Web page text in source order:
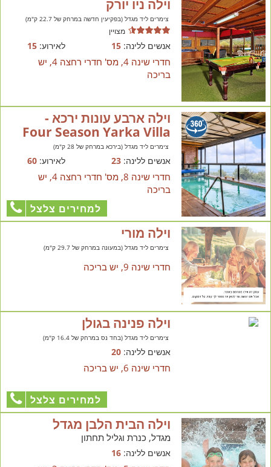
וילה ניו יורק
צימרים ליד מגדל (בפקיעין חדשה במרחק של 22.7 ק"מ)
מצויין
אנשים ללינה:15 לאירוע:15
חדרי שינה 4, מס' חדרי רחצה 4, יש
בריכה
וילה ארבע עונות ירכא -
Four Season Yarka Villa
צימרים ליד מגדל (בירכא במרחק של 28 ק"מ)
אנשים ללינה:23 לאירוע:60
חדרי שינה 8, מס' חדרי רחצה 4, יש
בריכה
למחירים צלצל
וילה מורי
צימרים ליד מגדל (במעונה במרחק של 29.7 ק"מ)
חדרי שינה 9, יש בריכה
וילה פנינה בגולן
צימרים ליד מגדל (בחד נס במרחק של 16.4 ק"מ)
אנשים ללינה:20
חדרי שינה 6, יש בריכה
למחירים צלצל
וילה הבית הלבן מגדל
מגדל, כנרת וגליל תחתון
אנשים ללינה:16